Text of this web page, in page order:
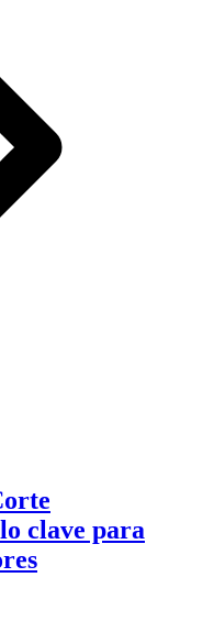
clave para